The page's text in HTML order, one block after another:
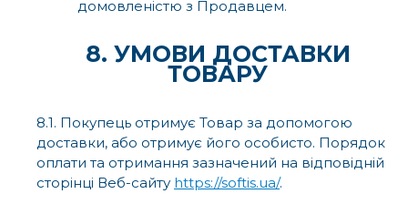
домовленістю з Продавцем.
8. УМОВИ ДОСТАВКИ
ТОВАРУ
8.1. Покупець отримує Товар за допомогою
доставки, або отримує його особисто. Порядок
оплати та отримання зазначений на відповідній
сторінці Веб-сайту https://softis.ua/.